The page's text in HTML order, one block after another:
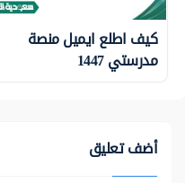
كيف اطلع ايميل منصة
مدرستي 1447
أضف تعليق